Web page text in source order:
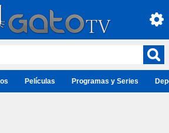
Películas Programas y Series